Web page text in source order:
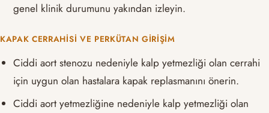
genel klinik durumunu yakından izleyin.
KAPAK CERRAHISI VE PERKÜTAN GIRIŞIM
Ciddi aort stenozu nedeniyle kalp yetmezliği olan cerrahi
için uygun olan hastalara kapak replasmanını önerin.
Ciddi aort yetmezliğine nedeniyle kalp yetmezliği olan